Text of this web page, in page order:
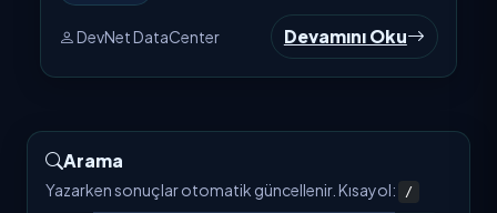
DevNet DataCenter Devamını Oku
Arama
Yazarken sonuçlar otomatik güncellenir. Kısayol: /